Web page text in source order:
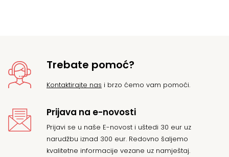
Trebate pomoć?
Kontaktirajte nas i brzo ćemo vam pomoći.
Prijava na e-novosti
Prijavi se u naše E-novost i uštedi 30 eur uz
narudžbu iznad 300 eur. Redovno šaljemo
kvalitetne informacije vezane uz namještaj.